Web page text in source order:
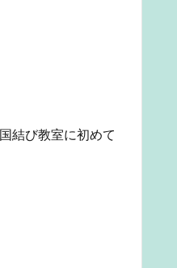
結び教室に初めて